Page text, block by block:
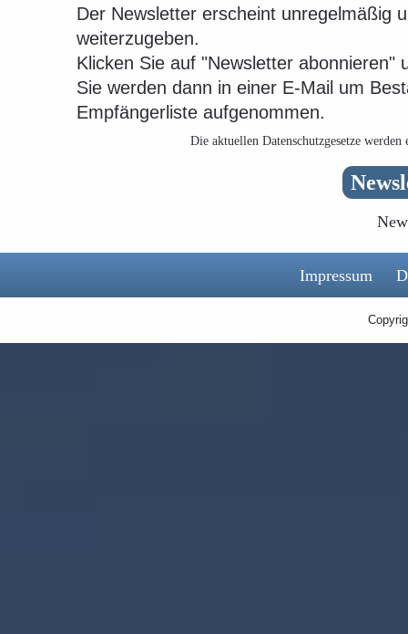
Impressum
Der Newsletter erscheint unregelmäßig
weiterzugeben.
Klicken Sie auf "Newsletter abonnieren"
Sie werden dann in einer E-Mail um
Empfängerliste aufgenommen.
Die aktuellen Datenschutzgesetze